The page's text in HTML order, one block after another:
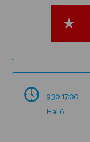
9:30-17:00
Hal 6